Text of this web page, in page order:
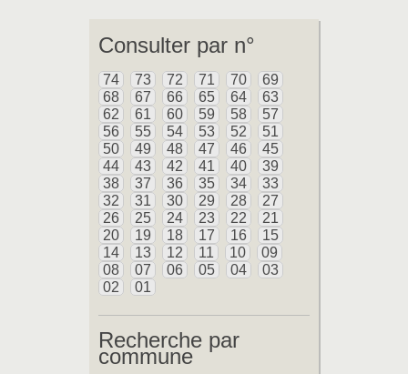
Consulter par n°
74 73 72 71 70
69
68
67 66 65 64
63
62
61 60 59 58
57
56
55 54 53 52
51
50
49 48 47 46
45
44
43 42 41 40
39
38
37 36 35 34
33
32
31 30 29 28
27
26
25 24 23 22
21
20
19 18 17 16
15
14
13 12 11 10
09
08
07 06 05 04
03
02
01
Recherche par
commune